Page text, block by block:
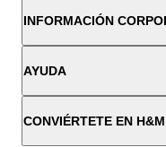
INFORMACIÓN
AYUDA
CONVIÉRTETE EN